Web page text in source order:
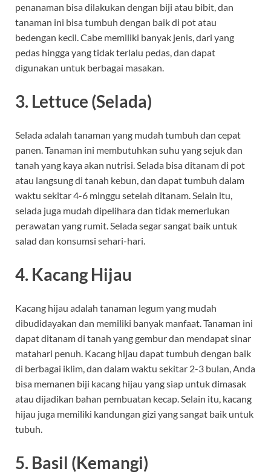
penanaman bisa dilakukan dengan biji atau bibit, dan
tanaman ini bisa tumbuh dengan baik di pot atau
bedengan kecil. Cabe memiliki banyak jenis, dari yang
pedas hingga yang tidak terlalu pedas, dan dapat
digunakan untuk berbagai masakan.
3. Lettuce (Selada)
Selada adalah tanaman yang mudah tumbuh dan cepat
panen. Tanaman ini membutuhkan suhu yang sejuk dan
tanah yang kaya akan nutrisi. Selada bisa ditanam di pot
atau langsung di tanah kebun, dan dapat tumbuh dalam
waktu sekitar 4-6 minggu setelah ditanam. Selain itu,
selada juga mudah dipelihara dan tidak memerlukan
perawatan yang rumit. Selada segar sangat baik untuk
salad dan konsumsi sehari-hari.
4. Kacang Hijau
Kacang hijau adalah tanaman legum yang mudah
dibudidayakan dan memiliki banyak manfaat. Tanaman ini
dapat ditanam di tanah yang gembur dan mendapat sinar
matahari penuh. Kacang hijau dapat tumbuh dengan baik
di berbagai iklim, dan dalam waktu sekitar 2-3 bulan, Anda
bisa memanen biji kacang hijau yang siap untuk dimasak
atau dijadikan bahan pembuatan kecap. Selain itu, kacang
hijau juga memiliki kandungan gizi yang sangat baik untuk
tubuh.
5. Basil (Kemangi)